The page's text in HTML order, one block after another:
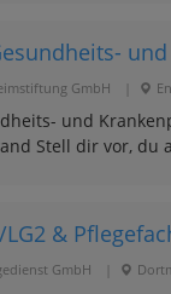
GmbH
und
Stell dir vor,
&
GmbH